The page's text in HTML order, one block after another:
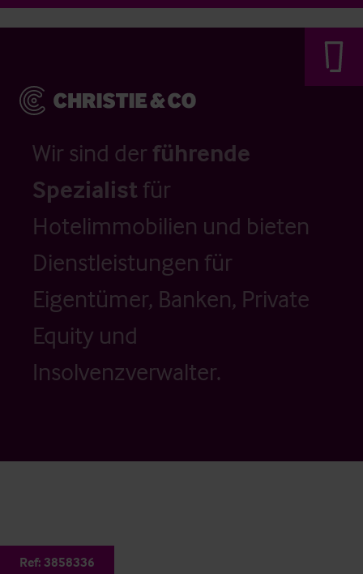
Wir sind der führende
Spezialistfür
Hotelimmobilien und bieten
Dienstleistungen für
Eigentümer, Banken, Private
Equity und
Insolvenzverwalter.
Ref: 3858336